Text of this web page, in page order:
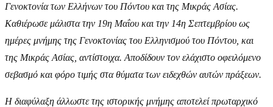
Γενοκτονία των Ελλήνων του Πόντου και της Μικράς Ασίας.
Καθιέρωσε μάλιστα την 19η Μαΐου και την 14η Σεπτεμβρίου ως
ημέρες μνήμης της Γενοκτονίας του Ελληνισμού του Πόντου, και
της Μικράς Ασίας, αντίστοιχα. Αποδίδουν τον ελάχιστο οφειλόμενο
σεβασμό και φόρο τιμής στα θύματα των ειδεχθών αυτών πράξεων.
Η διαφύλαξη άλλωστε της ιστορικής μνήμης αποτελεί πρωταρχικό